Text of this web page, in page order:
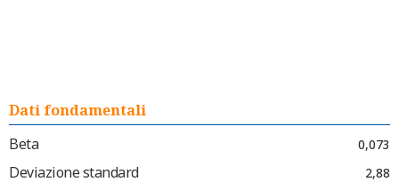
Dati fondamentali
Beta
0,073
Deviazione standard 2,88